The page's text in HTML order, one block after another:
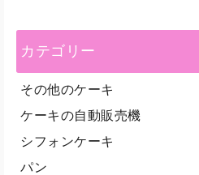
カテゴリー
その他のケーキ
ケーキの自動販売機
シフォンケーキ
パン